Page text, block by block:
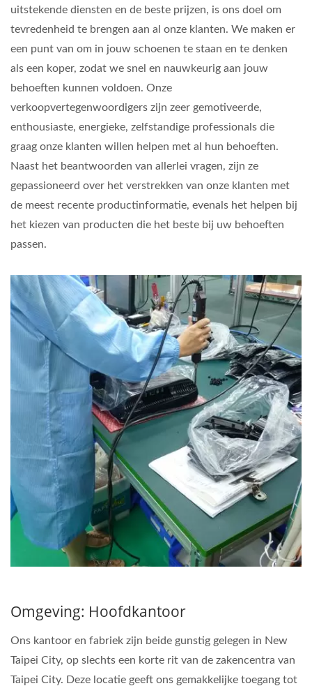
uitstekende diensten en de beste prijzen, is ons doel om
tevredenheid te brengen aan al onze klanten. We maken er
een punt van om in jouw schoenen te staan en te denken
als een koper, zodat we snel en nauwkeurig aan jouw
behoeften kunnen voldoen. Onze
verkoopvertegenwoordigers zijn zeer gemotiveerde,
enthousiaste, energieke, zelfstandige professionals die
graag onze klanten willen helpen met al hun behoeften.
Naast het beantwoorden van allerlei vragen, zijn ze
gepassioneerd over het verstrekken van onze klanten met
de meest recente productinformatie, evenals het helpen bij
het kiezen van producten die het beste bij uw behoeften
passen.
Omgeving: Hoofdkantoor
Ons kantoor en fabriek zijn beide gunstig gelegen in New
Taipei City, op slechts een korte rit van de zakencentra van
Taipei City. Deze locatie geeft ons gemakkelijke toegang tot